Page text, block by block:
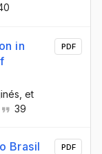
in
, et
39
PDF
Brasil PDF